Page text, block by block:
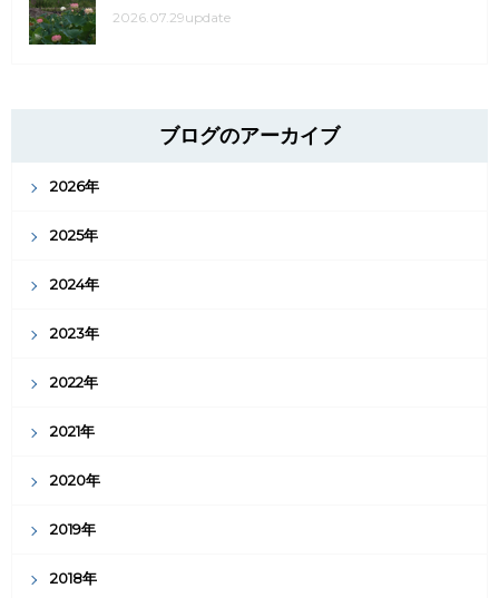
2026.07.29update
ブログのアーカイブ
2026年
2025年
2024年
2023年
2022年
2021年
2020年
2019年
2018年